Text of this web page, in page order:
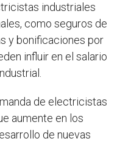
industriales
como seguros de
y bonificaciones por
influir en el salario
de electricistas
aumente en los
de nuevas